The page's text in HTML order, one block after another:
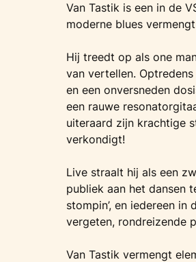
Van Tastik is een in de
moderne blues
Hij treedt op als one
van vertellen.
en een onversneden
een rauwe
uiteraard zijn krachtige
verkondigt!
Live straalt hij als een
publiek aan het dansen
stompin’, en iedereen
vergeten, rondreizende
Van Tastik vermengt